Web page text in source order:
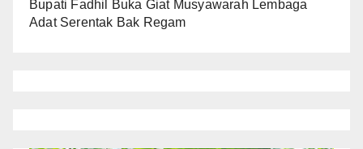
Bupati Fadhil Buka Giat Musyawarah Lembaga
Adat Serentak Bak Regam